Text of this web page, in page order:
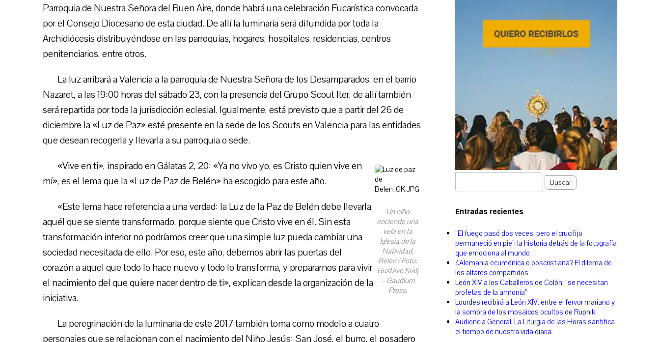
Parroquia de Nuestra Señora del Buen Aire, donde habrá una celebración Eucarística convocada
por el Consejo Diocesano de esta ciudad. De allí la luminaria será difundida por toda la
Archidiócesis distribuyéndose en las parroquias, hogares, hospitales, residencias, centros
penitenciarios, entre otros.
La luz arribará a Valencia a la parroquia de Nuestra Señora de los Desamparados, en el barrio
Nazaret, a las 19:00 horas del sábado 23, con la presencia del Grupo Scout Iter, de allí también
será repartida por toda la jurisdicción eclesial. Igualmente, está previsto que a partir del 26 de
diciembre la «Luz de Paz» esté presente en la sede de los Scouts en Valencia para las entidades
que desean recogerla y llevarla a su parroquia o sede.
Un niño
enciende una
vela en la
Iglesia de la
Natividad,
Belén / Foto:
Gustavo Kralj
– Gaudium
Press.
«Vive en ti», inspirado en Gálatas 2, 20: «Ya no vivo yo, es Cristo quien vive en
mí», es el lema que la «Luz de Paz de Belén» ha escogido para este año.
«Este lema hace referencia a una verdad: la Luz de la Paz de Belén debe llevarla
aquél que se siente transformado, porque siente que Cristo vive en él. Sin esta
transformación interior no podríamos creer que una simple luz pueda cambiar una
sociedad necesitada de ello. Por eso, este año, debemos abrir las puertas del
corazón a aquel que todo lo hace nuevo y todo lo transforma, y prepararnos para vivir
el nacimiento del que quiere nacer dentro de ti», explican desde la organización de la
iniciativa.
La peregrinación de la luminaria de este 2017 también toma como modelo a cuatro
personajes que se relacionan con el nacimiento del Niño Jesús: San José, el burro, el posadero
Buscar
Entradas recientes
“El fuego pasó dos veces, pero el crucifijo
permaneció en pie”: la historia detrás de la fotografía
que emociona al mundo
¿Alemania ecuménica o poscristiana? El dilema de
los altares compartidos
León XIV a los Caballeros de Colón: “se necesitan
profetas de la armonía”
Lourdes recibirá a León XIV, entre el fervor mariano y
la sombra de los mosaicos ocultos de Rupnik
Audiencia General: La Liturgia de las Horas santifica
el tiempo de nuestra vida diaria